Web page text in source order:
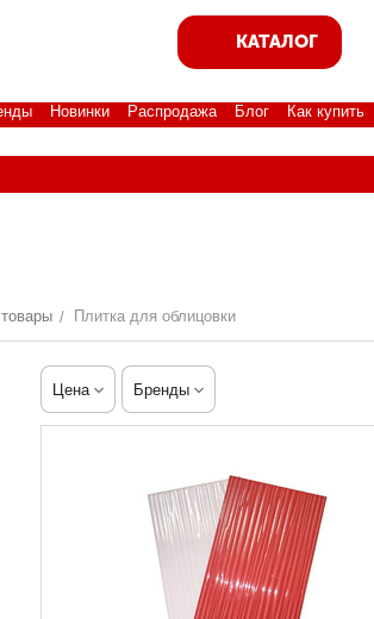
КАТАЛОГ
Новинки Распродажа Блог Как купить
/ Плитка для облицовки
Цена Бренды